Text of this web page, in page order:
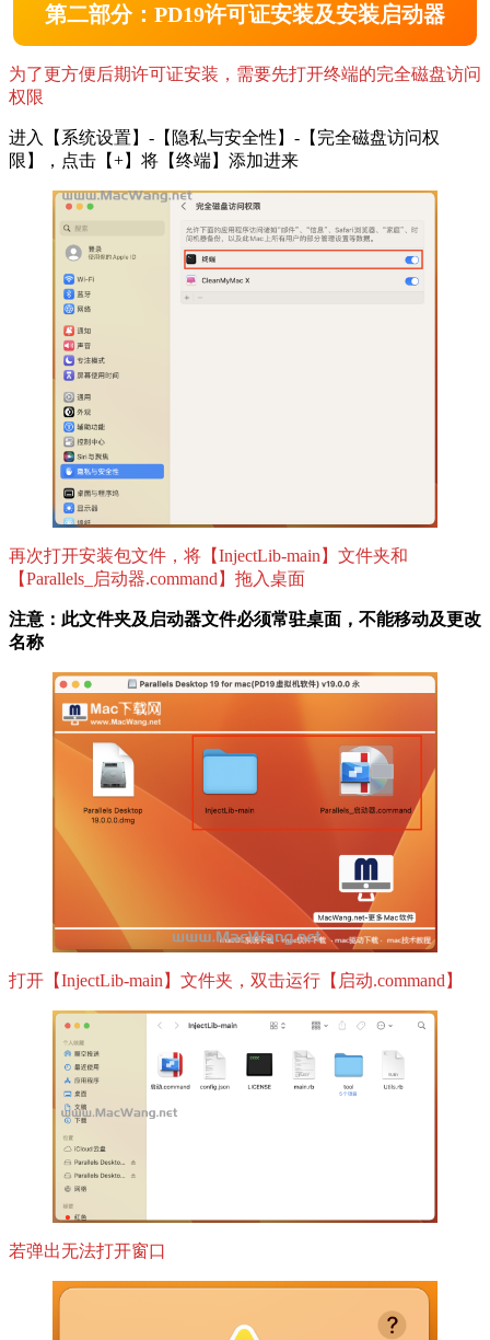
第二部分：PD19许可证安装及安装启动器
为了更方便后期许可证安装，需要先打开终端的完全磁盘访问
权限
进入【系统设置】-【隐私与安全性】-【完全磁盘访问权
限】，点击【+】将【终端】添加进来
再次打开安装包文件，将【InjectLib-main】文件夹和
【Parallels_启动器.command】拖入桌面
注意：此文件夹及启动器文件必须常驻桌面，不能移动及更改
名称
打开【InjectLib-main】文件夹，双击运行【启动.command】
若弹出无法打开窗口